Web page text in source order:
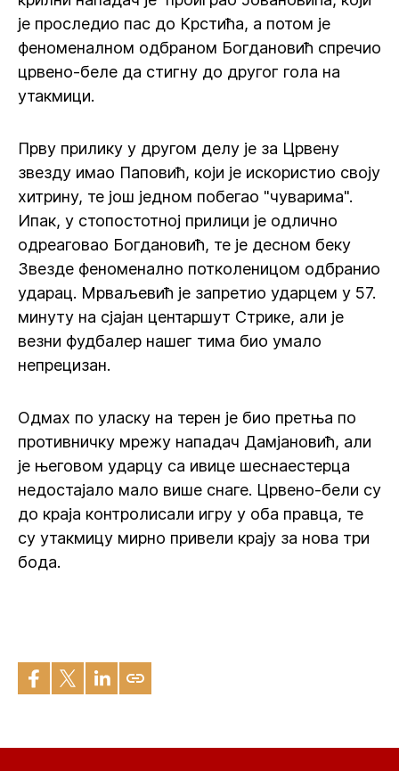
је проследио пас до Крстића, а потом је
феноменалном одбраном Богдановић спречио
црвено-беле да стигну до другог гола на
утакмици.
Прву прилику у другом делу је за Црвену
звезду имао Паповић, који је искористио своју
хитрину, те још једном побегао "чуварима".
Ипак, у стопостотној прилици је одлично
одреаговао Богдановић, те је десном беку
Звезде феноменално потколеницом одбранио
ударац. Мрваљевић је запретио ударцем у 57.
минуту на сјајан центаршут Стрике, али је
везни фудбалер нашег тима био умало
непрецизан.
Одмах по уласку на терен је био претња по
противничку мрежу нападач Дамјановић, али
је његовом ударцу са ивице шеснаестерца
недостајало мало више снаге. Црвено-бели су
до краја контролисали игру у оба правца, те
су утакмицу мирно привели крају за нова три
бода.